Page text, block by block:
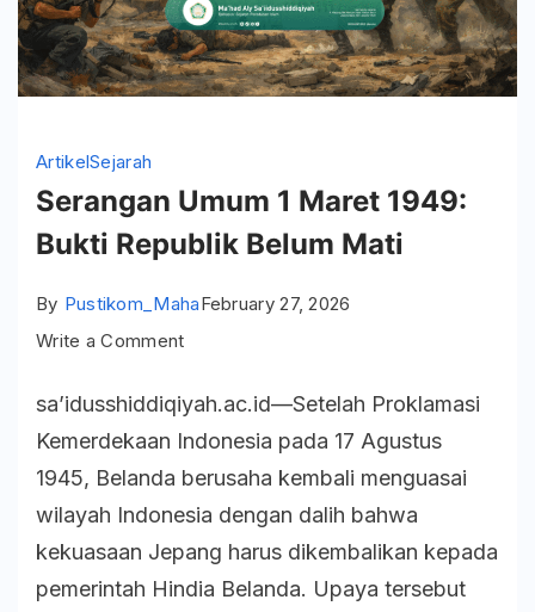
ArtikelSejarah
Serangan Umum 1 Maret 1949:
Bukti Republik Belum Mati
By Pustikom_MahaFebruary 27, 2026
Write a Commenton
Umum
1
Maret
1949:
Bukti
Republik
sa’idusshiddiqiyah.ac.id—Setelah Proklamasi
Kemerdekaan Indonesia pada 17 Agustus
1945, Belanda berusaha kembali menguasai
wilayah Indonesia dengan dalih bahwa
kekuasaan Jepang harus dikembalikan kepada
pemerintah Hindia Belanda. Upaya tersebut